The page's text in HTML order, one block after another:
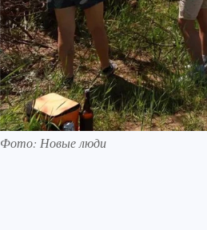
Фото: Новые люди